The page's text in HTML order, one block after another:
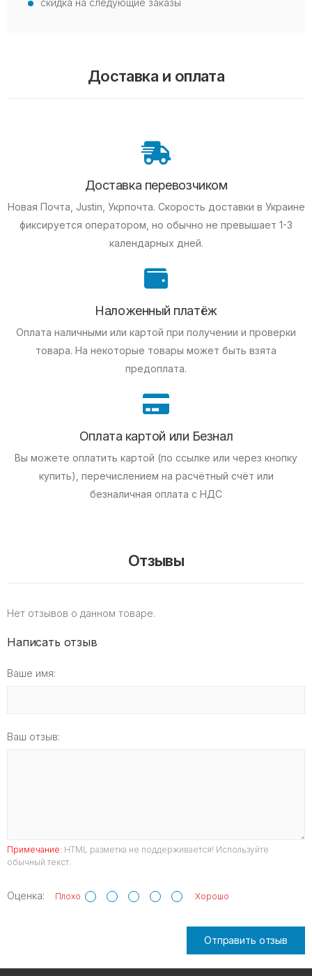
Доставка и оплата
Доставка перевозчиком
Новая Почта, Justin, Укрпочта. Скорость доставки в Украине
фиксируется оператором, но обычно не превышает 1-3
календарных дней.
Наложенный платёж
Оплата наличными или картой при получении и проверки
товара. На некоторые товары может быть взята
предоплата.
Оплата картой или Безнал
Вы можете оплатить картой (по ссылке или через кнопку
купить), перечислением на расчётный счёт или
безналичная оплата с НДС
Отзывы
Нет отзывов о данном товаре.
Написать отзыв
Ваше имя:
Ваш отзыв:
Примечание: HTML разметка не поддерживается! Используйте
обычный текст.
Оценка: Плохо Хорошо
Отправить отзыв